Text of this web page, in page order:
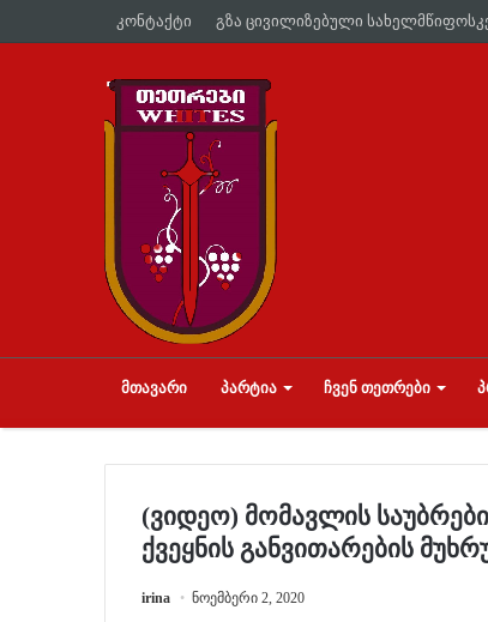
კონტაქტი გზა ცივილიზებული
ᲛᲗᲐᲕᲐᲠᲘ ᲞᲐᲠᲢᲘᲐ ᲩᲕᲔᲜ ᲗᲔᲗᲠᲔᲑᲘ
(ვიდეო) მომავლის
ქვეყნის განვითარების
irina ნოემბერი 2, 2020